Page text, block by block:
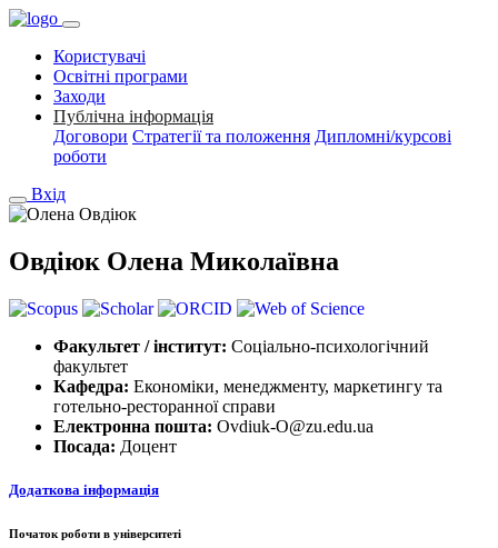
Користувачі
Освітні програми
Заходи
Публічна інформація
Договори Стратегії та положення Дипломні/курсові
роботи
Вхід
Овдіюк Олена Миколаївна
Факультет / інститут: Соціально-психологічний
факультет
Кафедра: Економіки, менеджменту, маркетингу та
готельно-ресторанної справи
Електронна пошта: Ovdiuk-O@zu.edu.ua
Посада: Доцент
Додаткова інформація
Початок роботи в університеті